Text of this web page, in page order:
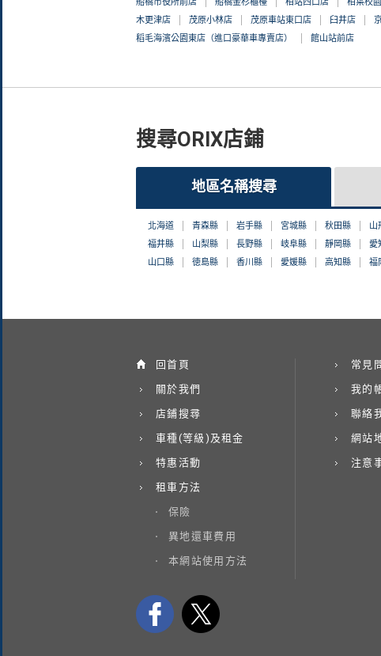
木更津店
茂原小林店 茂原車站東口店 臼井店
稻毛海濱公園東店（進口豪華車專賣店）
館山站前店
搜尋ORIX店鋪
地區名稱搜尋
北海道 青森縣 岩手縣 宮城縣 秋田縣 山
福井縣
山梨縣 長野縣 岐阜縣 靜岡縣 愛
山口縣
徳島縣 香川縣 愛媛縣 高知縣 福
回首頁
關於我們
店鋪搜尋
車種(等級)及租金
特惠活動
租車方法
保險
異地還車費用
本網站使用方法
常見
我的
聯絡
網站
注意